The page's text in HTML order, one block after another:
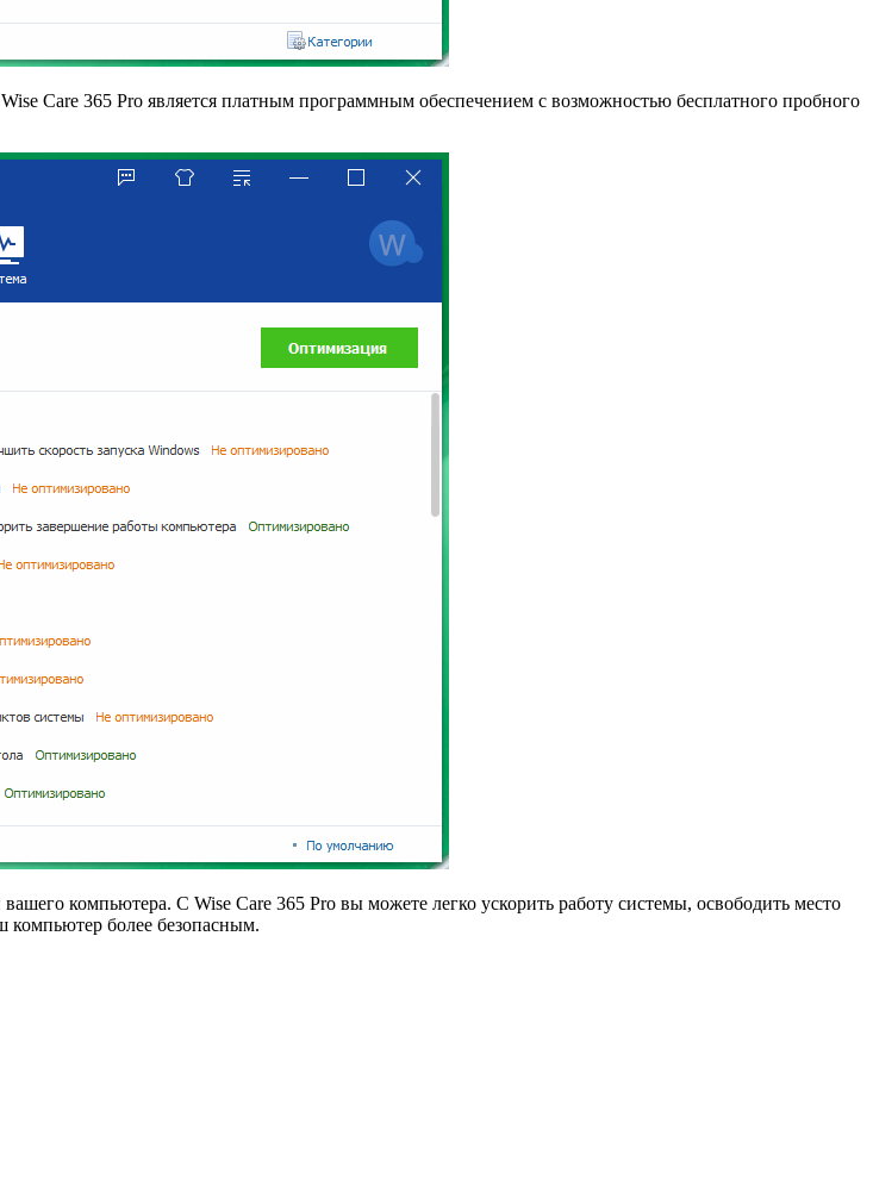
Care 365 Pro является платным программным обеспечением с возможностью бесплатного пробного
компьютера. С Wise Care 365 Pro вы можете легко ускорить работу системы, освободить место
компьютер более безопасным.